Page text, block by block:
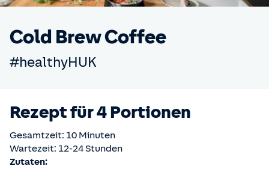
Cold Brew Coffee
#healthyHUK
Rezept für 4 Portionen
Gesamtzeit: 10 Minuten
Wartezeit: 12-24 Stunden
Zutaten: